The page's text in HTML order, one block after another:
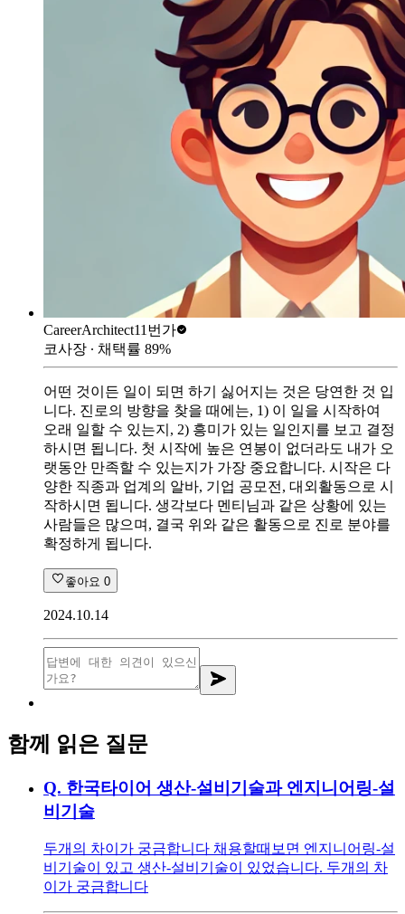
CareerArchitect11번가
코사장 ∙ 채택률 89%
어떤 것이든 일이 되면 하기 싫어지는 것은 당연한 것 입
니다. 진로의 방향을 찾을 때에는, 1) 이 일을 시작하여
오래 일할 수 있는지, 2) 흥미가 있는 일인지를 보고 결정
하시면 됩니다. 첫 시작에 높은 연봉이 없더라도 내가 오
랫동안 만족할 수 있는지가 가장 중요합니다. 시작은 다
양한 직종과 업계의 알바, 기업 공모전, 대외활동으로 시
작하시면 됩니다. 생각보다 멘티님과 같은 상황에 있는
사람들은 많으며, 결국 위와 같은 활동으로 진로 분야를
확정하게 됩니다.
좋아요 0
2024.10.14
함께 읽은 질문
Q. 한국타이어 생산-설비기술과 엔지니어링-설
비기술
두개의 차이가 궁금합니다 채용할때보면 엔지니어링-설
비기술이 있고 생산-설비기술이 있었습니다. 두개의 차
이가 궁금합니다